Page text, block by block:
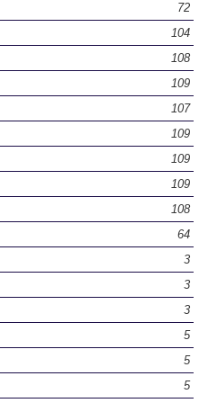
72
104
108
109
107
109
109
109
108
64
3
3
3
5
5
5